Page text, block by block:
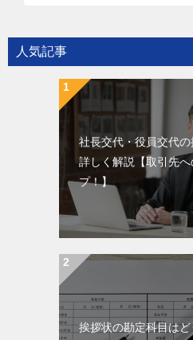
人気記事
社長交代・役員交代
詳しく解説【取引先
プ！】
挨拶状の勘定科目は